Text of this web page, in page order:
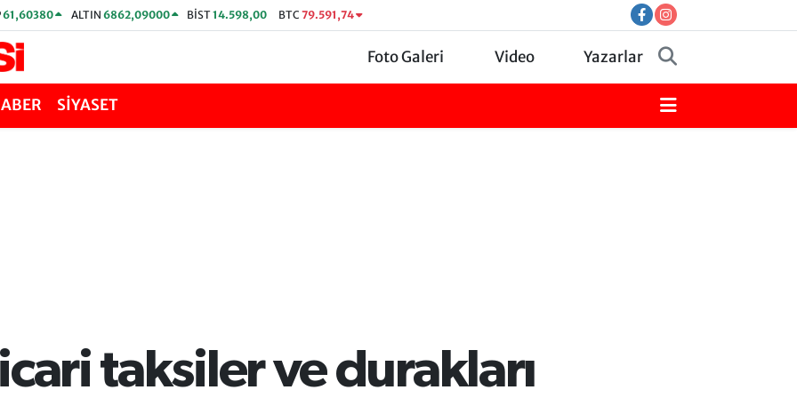
61,60380 ALTIN 6862,09000 BİST14.598,00 BTC 79.591,74
Foto Galeri Video Yazarlar
SİYASET
taksiler ve durakları